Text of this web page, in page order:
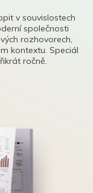
v souvislostech
společnosti
rozhovorech,
kontextu. Speciál
ročně.